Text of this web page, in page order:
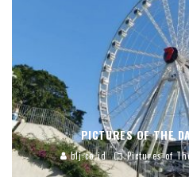
PICTURES OF THE
blj.co.id Pictures of